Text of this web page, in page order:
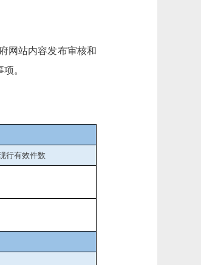
网站内容发布审核和
。
行有效件数